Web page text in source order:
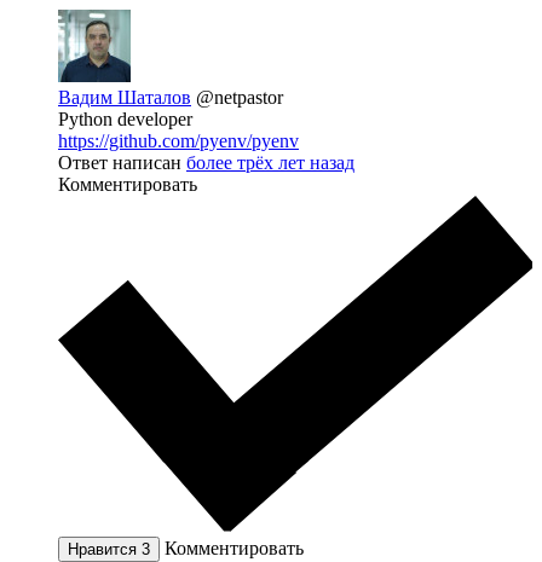
Вадим Шаталов @netpastor
Python developer
https://github.com/pyenv/pyenv
Ответ написан более трёх лет назад
Комментировать
Нравится 3 Комментировать